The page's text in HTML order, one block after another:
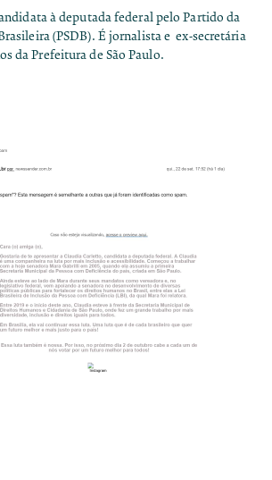
à deputada federal pelo Partido da
(PSDB). É jornalista e ex-secretária
da Prefeitura de São Paulo.